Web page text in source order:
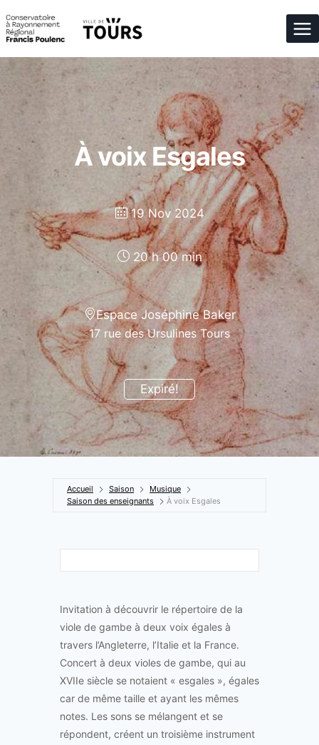
au
contenu
À voix Esgales
19 Nov 2024
Expiré!
20 h 00 min
Espace Joséphine Baker
17 rue des Ursulines Tours
Accueil Saison
Musique
Saison des enseignants
À voix Esgales
Invitation à découvrir le répertoire de la
viole de gambe à deux voix égales à
travers l’Angleterre, l’Italie et la France.
Concert à deux violes de gambe, qui au
XVIIe siècle se notaient « esgales », égales
car de même taille et ayant les mêmes
notes. Les sons se mélangent et se
répondent, créent un troisième instrument